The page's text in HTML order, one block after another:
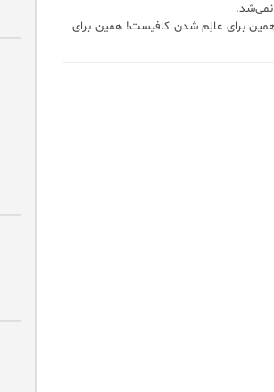
نمی‌شد.
برای عالِم شدن کافیست! همین برای